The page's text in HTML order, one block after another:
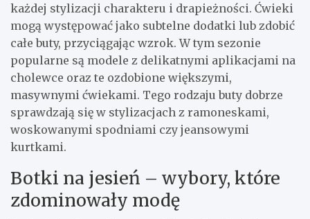
każdej stylizacji charakteru i drapieżności. Ćwieki
mogą występować jako subtelne dodatki lub zdobić
całe buty, przyciągając wzrok. W tym sezonie
popularne są modele z delikatnymi aplikacjami na
cholewce oraz te ozdobione większymi,
masywnymi ćwiekami. Tego rodzaju buty dobrze
sprawdzają się w stylizacjach z ramoneskami,
woskowanymi spodniami czy jeansowymi
kurtkami.
Botki na jesień – wybory, które
zdominowały modę